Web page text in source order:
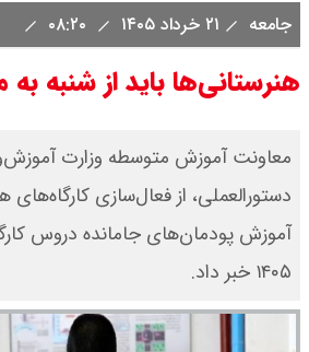
جامعه ۲۱ خرداد ۱۴۰۵
هنرستانی‌ها باید از شنبه
معاونت آموزش متوسطه وزارت
دستورالعملی، از فعال‌سازی
۱۴۰۵ خبر داد.